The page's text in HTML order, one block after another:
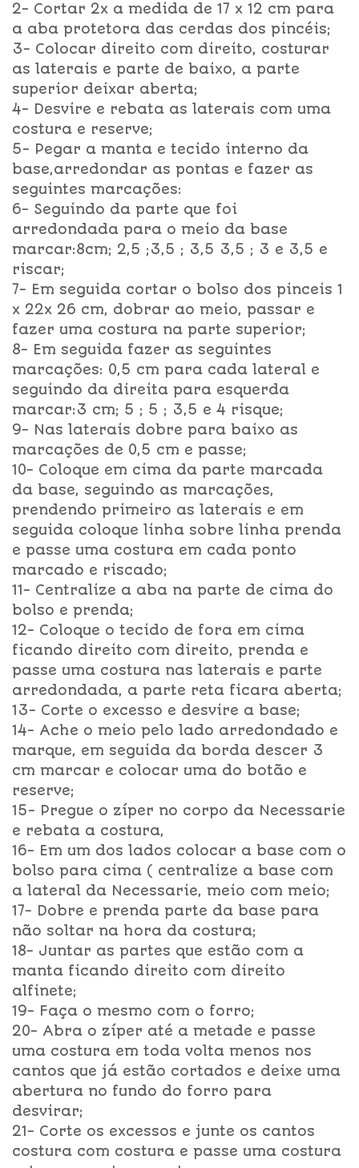
2- Cortar 2x a medida de 17 x 12 cm para
a aba protetora das cerdas dos pincéis;
3- Colocar direito com direito, costurar
as laterais e parte de baixo, a parte
superior deixar aberta;
4- Desvire e rebata as laterais com uma
costura e reserve;
5- Pegar a manta e tecido interno da
base,arredondar as pontas e fazer as
seguintes marcações:
6- Seguindo da parte que foi
arredondada para o meio da base
marcar:8cm; 2,5 ;3,5 ; 3,5 3,5 ; 3 e 3,5 e
riscar;
7- Em seguida cortar o bolso dos pinceis 1
x 22x 26 cm, dobrar ao meio, passar e
fazer uma costura na parte superior;
8- Em seguida fazer as seguintes
marcações: 0,5 cm para cada lateral e
seguindo da direita para esquerda
marcar:3 cm; 5 ; 5 ; 3,5 e 4 risque;
9- Nas laterais dobre para baixo as
marcações de 0,5 cm e passe;
10- Coloque em cima da parte marcada
da base, seguindo as marcações,
prendendo primeiro as laterais e em
seguida coloque linha sobre linha prenda
e passe uma costura em cada ponto
marcado e riscado;
11- Centralize a aba na parte de cima do
bolso e prenda;
12- Coloque o tecido de fora em cima
ficando direito com direito, prenda e
passe uma costura nas laterais e parte
arredondada, a parte reta ficara aberta;
13- Corte o excesso e desvire a base;
14- Ache o meio pelo lado arredondado e
marque, em seguida da borda descer 3
cm marcar e colocar uma do botão e
reserve;
15- Pregue o zíper no corpo da Necessarie
e rebata a costura,
16- Em um dos lados colocar a base com o
bolso para cima ( centralize a base com
a lateral da Necessarie, meio com meio;
17- Dobre e prenda parte da base para
não soltar na hora da costura;
18- Juntar as partes que estão com a
manta ficando direito com direito
alfinete;
19- Faça o mesmo com o forro;
20- Abra o zíper até a metade e passe
uma costura em toda volta menos nos
cantos que já estão cortados e deixe uma
abertura no fundo do forro para
desvirar;
21- Corte os excessos e junte os cantos
costura com costura e passe uma costura